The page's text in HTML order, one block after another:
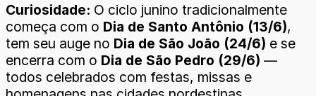
Curiosidade: O ciclo junino tradicionalmente
começa com o Dia de Santo Antônio (13/6),
tem seu auge no Dia de São João (24/6) e se
encerra com o Dia de São Pedro (29/6) —
todos celebrados com festas, missas e